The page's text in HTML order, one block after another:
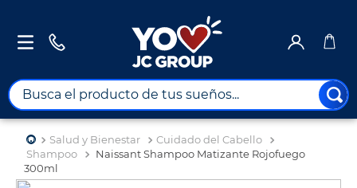
Busca el producto de tus sueños...
Salud y Bienestar
Cuidado del Cabello
Shampoo
Naissant Shampoo Matizante Rojofuego
300ml
TÉRMINOS MÁS BUSCADOS
1.
combos
2.
maximuebles